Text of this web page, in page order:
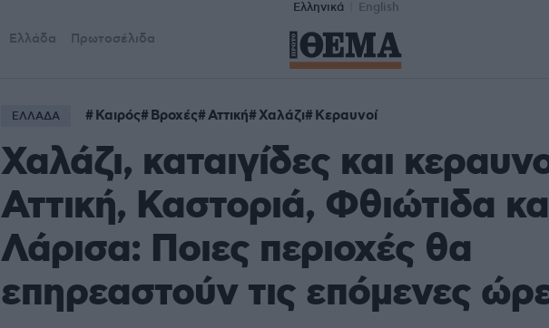
Ελληνικά English
Ελλάδα Πρωτοσέλιδα
ΕΛΛΑΔΑ Καιρός Βροχές Αττική Χαλάζι Κεραυνοί
Χαλάζι, καταιγίδες και
Αττική, Καστοριά, Φθιώτιδα
Λάρισα: Ποιες περιοχές θα
επηρεαστούν τις επόμενες